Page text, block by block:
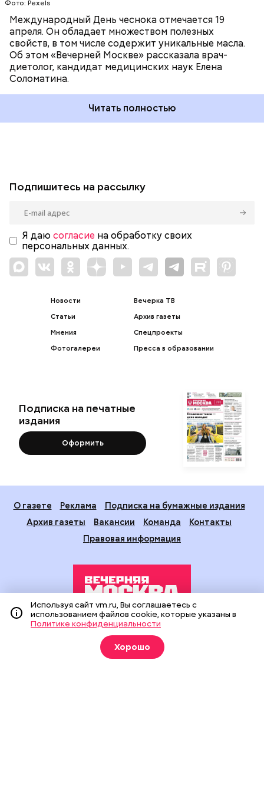
Фото: Pexels
Международный День чеснока отмечается 19
апреля. Он обладает множеством полезных
свойств, в том числе содержит уникальные масла.
Об этом «Вечерней Москве» рассказала врач-
диетолог, кандидат медицинских наук Елена
Соломатина.
Читать полностью
Подпишитесь на рассылку
Я даю согласие на обработку своих
персональных данных.
Новости
Статьи
Мнения
Фотогалереи
Вечерка ТВ
Архив газеты
Спецпроекты
Пресса в образовании
Подписка на печатные
издания
Оформить
О газете Реклама
Подписка на бумажные издания
Архив газеты
Вакансии Команда
Контакты
Правовая информация
Издание создано при финансовой поддержке Департамента
средств массовой информации и рекламы города Москвы.
На сайте применяются рекомендательные технологии
(информационные технологии предоставления информации
Используя сайт vm.ru, Вы соглашаетесь с
использованием файлов cookie, которые указаны в
Политике конфиденциальности
Хорошо